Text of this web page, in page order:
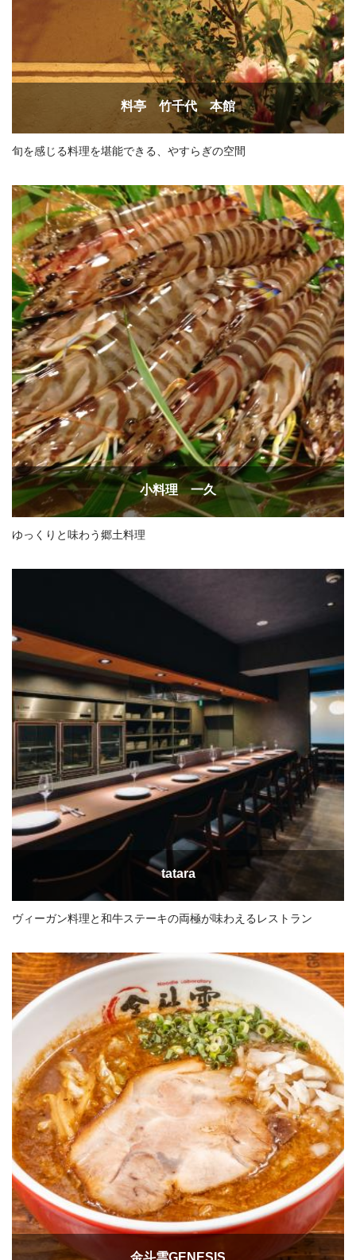
料亭 竹千代 本館
旬を感じる料理を堪能できる、やすらぎの空間
小料理 一久
ゆっくりと味わう郷土料理
tatara
ヴィーガン料理と和牛ステーキの両極が味わえるレストラン
金斗雲GENESIS